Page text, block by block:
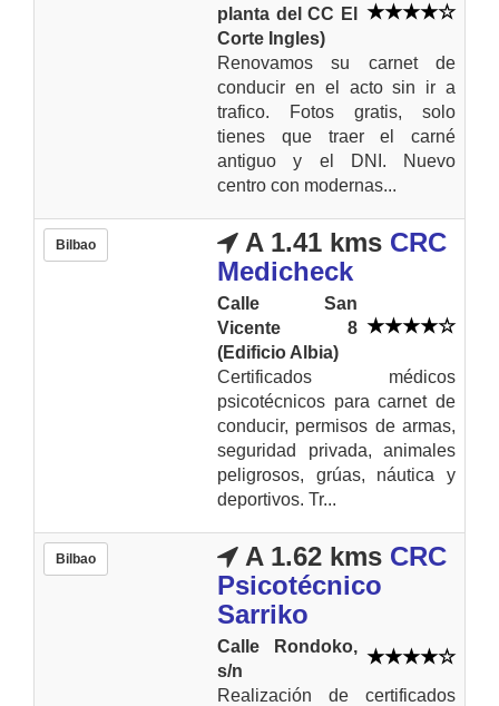
planta del CC El
Corte Ingles)
Renovamos su carnet de
conducir en el acto sin ir a
trafico. Fotos gratis, solo
tienes que traer el carné
antiguo y el DNI. Nuevo
centro con modernas...
Bilbao A 1.41 kms CRC
Medicheck
Calle San
Vicente 8
(Edificio Albia)
Certificados médicos
psicotécnicos para carnet de
conducir, permisos de armas,
seguridad privada, animales
peligrosos, grúas, náutica y
deportivos. Tr...
Bilbao A 1.62 kms CRC
Psicotécnico
Sarriko
Calle Rondoko,
s/n
Realización de certificados